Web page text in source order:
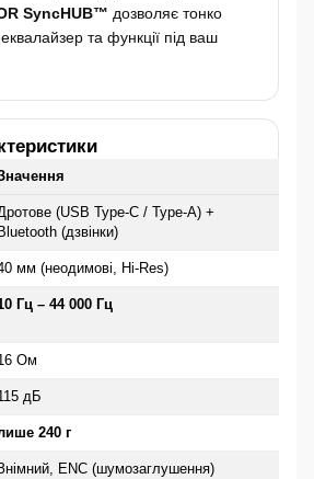
SyncHUB™ дозволяє тонко
та функції під ваш
(USB Type-C / Type-A) +
Bluetooth (дзвінки)
мм (неодимові, Hi-Res)
Гц – 44 000 Гц
Ом
дБ
240 г
ENC (шумозаглушення)